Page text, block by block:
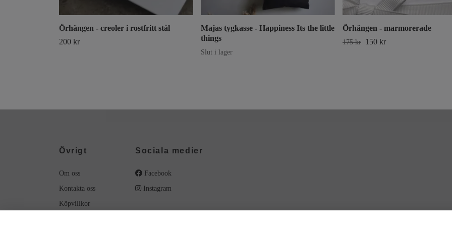
Örhängen - creoler i rostfritt stål
200 kr
Majas tygkasse - Happiness Its the little
things
Slut i lager
Örhängen - marmorerade
175 kr 150 kr
Övrigt
Om oss
Kontakta oss
Köpvillkor
Sociala medier
Facebook
Instagram